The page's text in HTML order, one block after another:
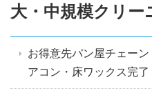
大・中規模クリー
お得意先パン屋チェー
アコン・床ワックス完了